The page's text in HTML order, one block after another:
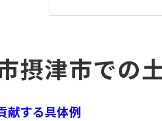
地元企業と
経済発展
成功する土木工
摂津市での
献する具体例